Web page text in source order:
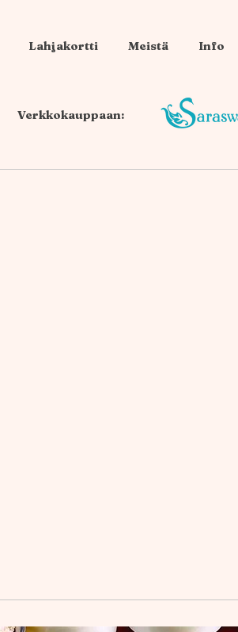
Lahjakortti Meistä Info
Verkkokauppaan: